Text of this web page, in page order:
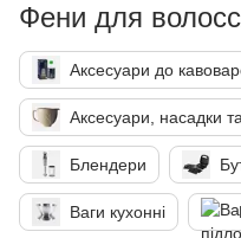
Фени для
Аксесуари до
Аксесуари, насадки
Блендери
Ваги кухонні